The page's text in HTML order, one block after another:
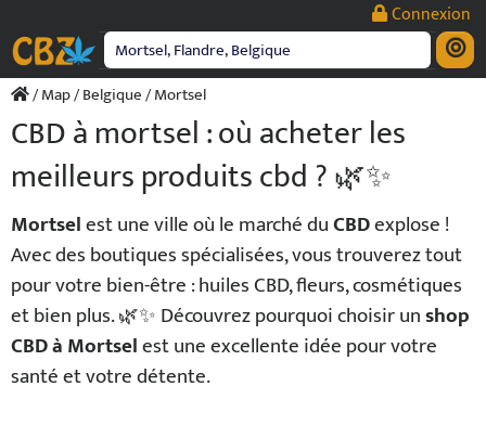
contenu
Connexion
/Map/Belgique/ Mortsel
CBD à mortsel : où acheter les
meilleurs produits cbd ? 🌿✨
Mortselest une ville où le marché duCBDexplose !
Avec des boutiques spécialisées, vous trouverez tout
pour votre bien-être : huiles CBD, fleurs, cosmétiques
et bien plus. 🌿✨ Découvrez pourquoi choisir unshop
CBD à Mortselest une excellente idée pour votre
santé et votre détente.